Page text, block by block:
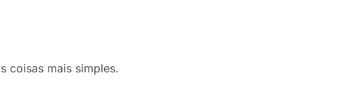
coisas mais simples.